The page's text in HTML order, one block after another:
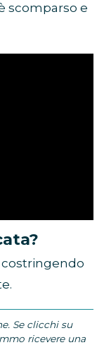
scomparso e
costringendo
Se clicchi su
ricevere una